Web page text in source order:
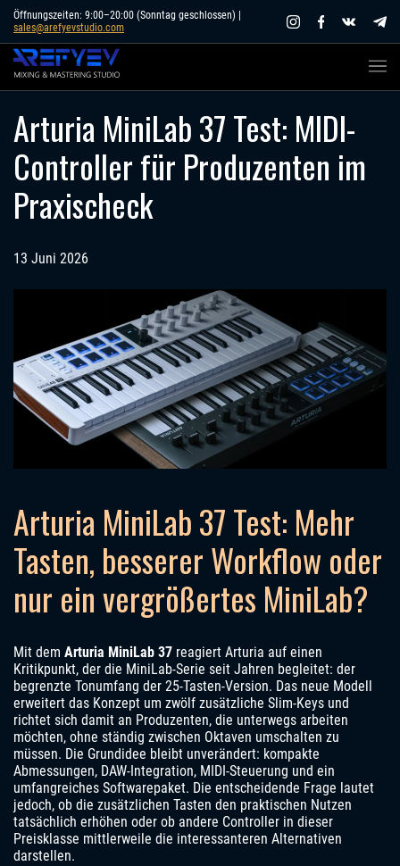
Skip
content
Öffnungszeiten: 9:00–20:00 (Sonntag geschlossen) |
sales@arefyevstudio.com
Arturia MiniLab 37 Test: MIDI-
Controller für Produzenten im
Praxischeck
13 Juni 2026
Arturia MiniLab 37 Test: Mehr
Tasten, besserer Workflow oder
nur ein vergrößertes MiniLab?
Mit dem Arturia MiniLab 37 reagiert Arturia auf einen
Kritikpunkt, der die MiniLab-Serie seit Jahren begleitet: der
begrenzte Tonumfang der 25-Tasten-Version. Das neue Modell
erweitert das Konzept um zwölf zusätzliche Slim-Keys und
richtet sich damit an Produzenten, die unterwegs arbeiten
möchten, ohne ständig zwischen Oktaven umschalten zu
müssen. Die Grundidee bleibt unverändert: kompakte
Abmessungen, DAW-Integration, MIDI-Steuerung und ein
umfangreiches Softwarepaket. Die entscheidende Frage lautet
jedoch, ob die zusätzlichen Tasten den praktischen Nutzen
tatsächlich erhöhen oder ob andere Controller in dieser
Preisklasse mittlerweile die interessanteren Alternativen
darstellen.